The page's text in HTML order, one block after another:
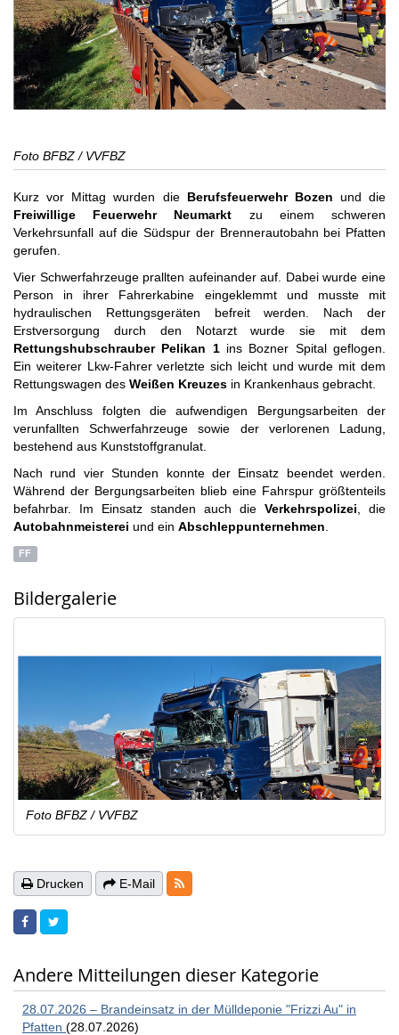
Foto BFBZ / VVFBZ
Kurz vor Mittag wurden die Berufsfeuerwehr Bozen und die
Freiwillige Feuerwehr Neumarkt zu einem schweren
Verkehrsunfall auf die Südspur der Brennerautobahn bei Pfatten
gerufen.
Vier Schwerfahrzeuge prallten aufeinander auf. Dabei wurde eine
Person in ihrer Fahrerkabine eingeklemmt und musste mit
hydraulischen Rettungsgeräten befreit werden. Nach der
Erstversorgung durch den Notarzt wurde sie mit dem
Rettungshubschrauber Pelikan 1ins Bozner Spital geflogen.
Ein weiterer Lkw-Fahrer verletzte sich leicht und wurde mit dem
Rettungswagen des Weißen Kreuzes in Krankenhaus gebracht.
Im Anschluss folgten die aufwendigen Bergungsarbeiten der
verunfallten Schwerfahrzeuge sowie der verlorenen Ladung,
bestehend aus Kunststoffgranulat.
Nach rund vier Stunden konnte der Einsatz beendet werden.
Während der Bergungsarbeiten blieb eine Fahrspur größtenteils
befahrbar. Im Einsatz standen auch die Verkehrspolizei , die
Autobahnmeisterei und ein Abschleppunternehmen
FF
Bildergalerie
Foto BFBZ / VVFBZ
Drucken E-Mail RSS-Feeds
Andere Mitteilungen dieser Kategorie
28.07.2026 – Brandeinsatz in der Mülldeponie "Frizzi Au" in
Pfatten (28.07.2026)